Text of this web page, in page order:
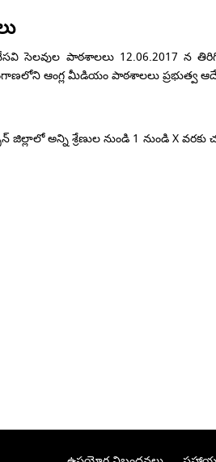
సెలవుల పాఠశాలలు 12.06.2017 న
ఆంగ్ల మీడియం పాఠశాలలు ప్రభుత్వ
అన్ని శ్రేణుల నుండి 1 నుండి X